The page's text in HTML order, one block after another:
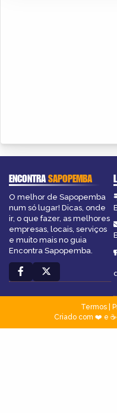
ENCONTRASAPOPEMBA
O melhor de Sapopemba
num só lugar! Dicas, onde
ir, o que fazer, as melhores
empresas, locais, serviços
e muito mais no guia
Encontra Sapopemba.
Termos|
Criado com ❤️ e